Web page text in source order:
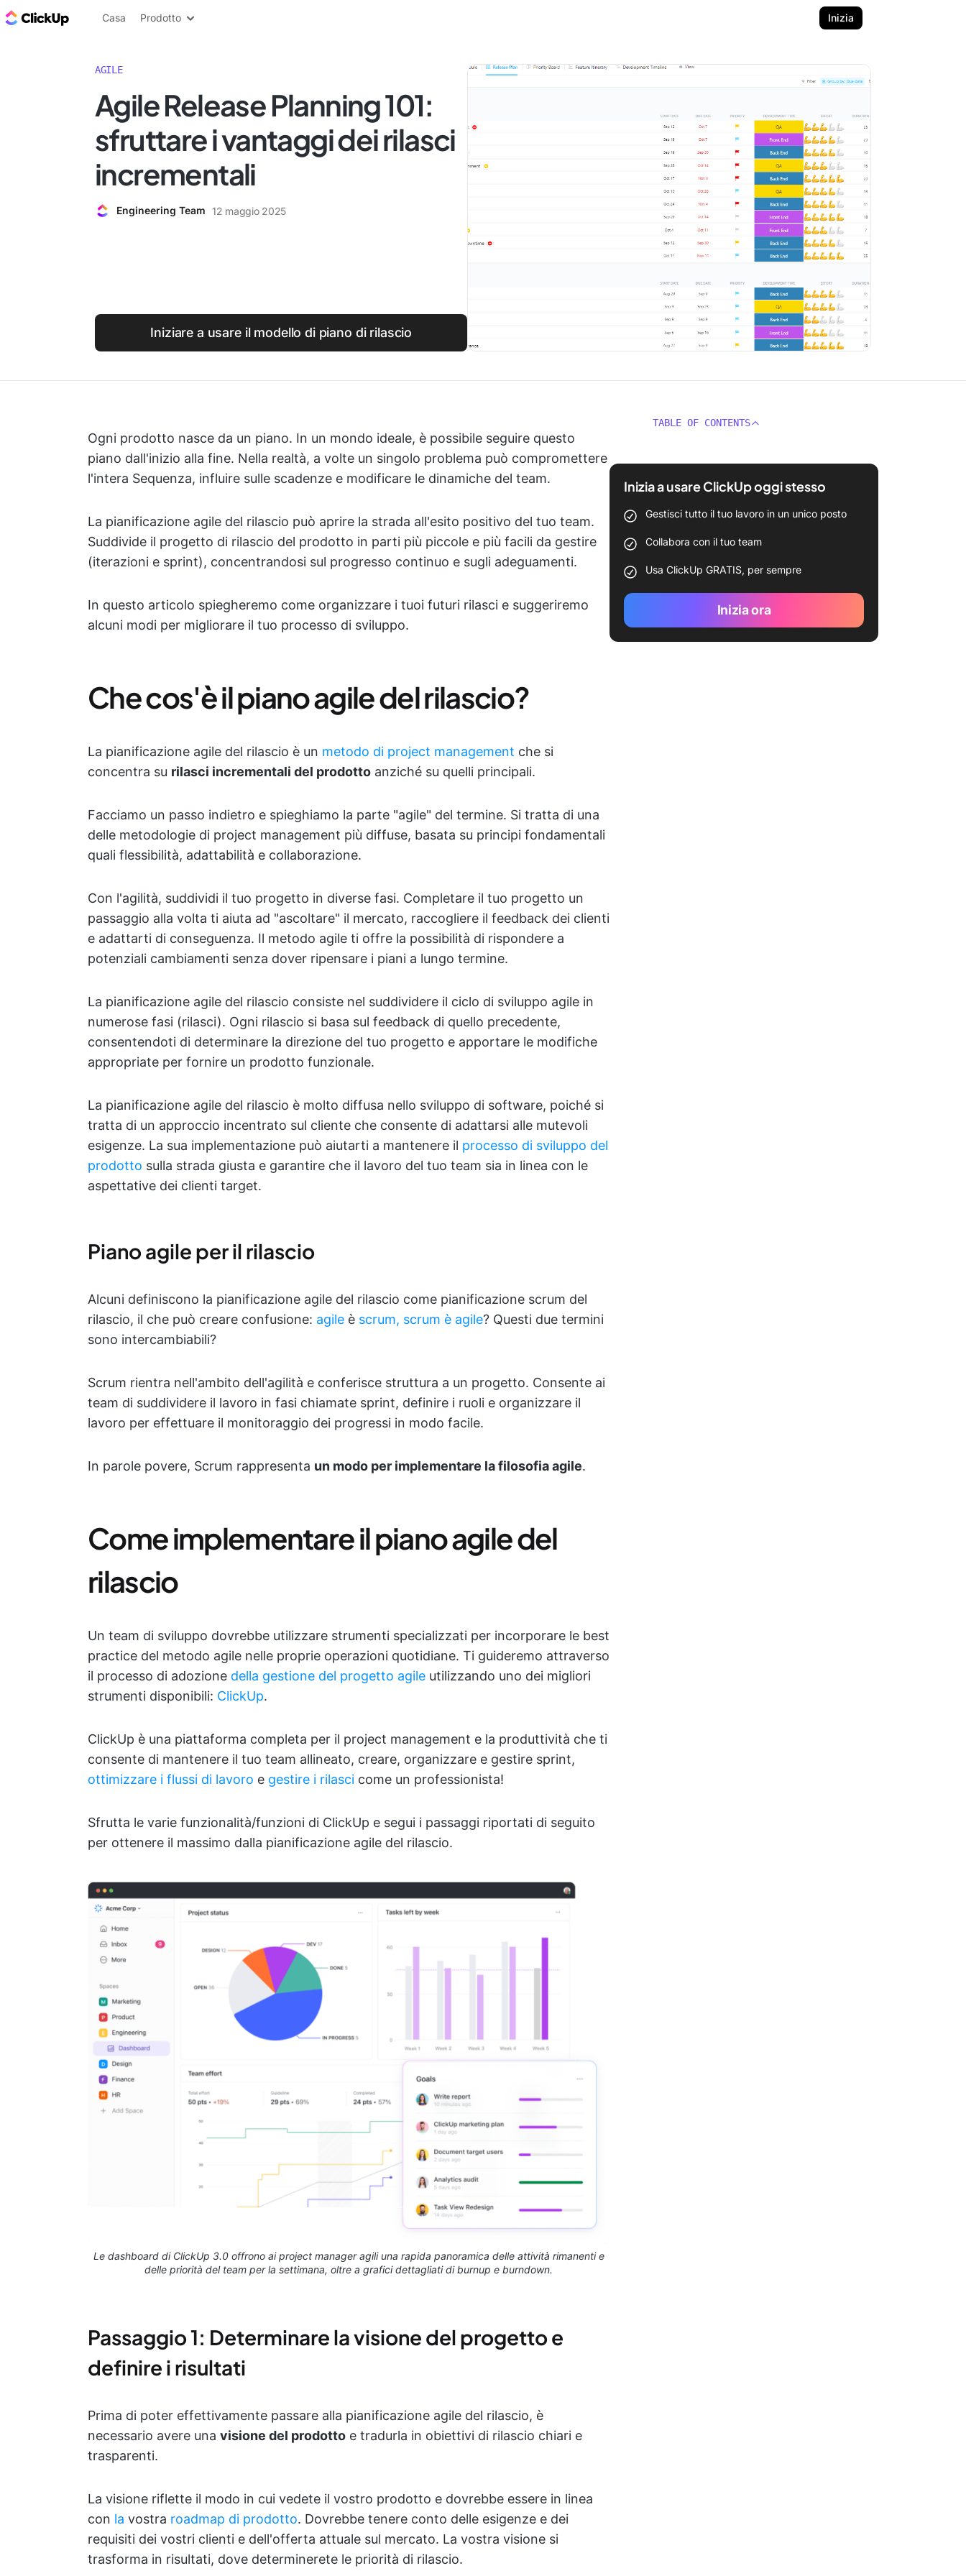
Blog di ClickUp
Casa Prodotto Inizia
AGILE
Agile Release Planning 101:
sfruttare i vantaggi dei rilasci
incrementali
Engineering Team 12 maggio 2025
Iniziare a usare il modello di piano di rilascio
Ogni prodotto nasce da un piano. In un mondo ideale, è possibile seguire questo
piano dall'inizio alla fine. Nella realtà, a volte un singolo problema può compromettere
l'intera Sequenza, influire sulle scadenze e modificare le dinamiche del team.
La pianificazione agile del rilascio può aprire la strada all'esito positivo del tuo team.
Suddivide il progetto di rilascio del prodotto in parti più piccole e più facili da gestire
(iterazioni e sprint), concentrandosi sul progresso continuo e sugli adeguamenti.
In questo articolo spiegheremo come organizzare i tuoi futuri rilasci e suggeriremo
alcuni modi per migliorare il tuo processo di sviluppo.
Che cos'è il piano agile del rilascio?
La pianificazione agile del rilascio è un metodo di project management che si
concentra su rilasci incrementali del prodotto anziché su quelli principali.
Facciamo un passo indietro e spieghiamo la parte "agile" del termine. Si tratta di una
delle metodologie di project management più diffuse, basata su principi fondamentali
quali flessibilità, adattabilità e collaborazione.
Con l'agilità, suddividi il tuo progetto in diverse fasi. Completare il tuo progetto un
passaggio alla volta ti aiuta ad "ascoltare" il mercato, raccogliere il feedback dei clienti
e adattarti di conseguenza. Il metodo agile ti offre la possibilità di rispondere a
potenziali cambiamenti senza dover ripensare i piani a lungo termine.
La pianificazione agile del rilascio consiste nel suddividere il ciclo di sviluppo agile in
numerose fasi (rilasci). Ogni rilascio si basa sul feedback di quello precedente,
consentendoti di determinare la direzione del tuo progetto e apportare le modifiche
appropriate per fornire un prodotto funzionale.
La pianificazione agile del rilascio è molto diffusa nello sviluppo di software, poiché si
tratta di un approccio incentrato sul cliente che consente di adattarsi alle mutevoli
esigenze. La sua implementazione può aiutarti a mantenere il processo di sviluppo del
prodotto sulla strada giusta e garantire che il lavoro del tuo team sia in linea con le
aspettative dei clienti target.
Piano agile per il rilascio
Alcuni definiscono la pianificazione agile del rilascio come pianificazione scrum del
rilascio, il che può creare confusione: agile è scrum, scrum è agile? Questi due termini
sono intercambiabili?
Scrum rientra nell'ambito dell'agilità e conferisce struttura a un progetto. Consente ai
team di suddividere il lavoro in fasi chiamate sprint, definire i ruoli e organizzare il
lavoro per effettuare il monitoraggio dei progressi in modo facile.
In parole povere, Scrum rappresenta un modo per implementare la filosofia agile.
Come implementare il piano agile del
rilascio
Un team di sviluppo dovrebbe utilizzare strumenti specializzati per incorporare le best
practice del metodo agile nelle proprie operazioni quotidiane. Ti guideremo attraverso
il processo di adozione della gestione del progetto agile utilizzando uno dei migliori
strumenti disponibili: ClickUp.
ClickUp è una piattaforma completa per il project management e la produttività che ti
consente di mantenere il tuo team allineato, creare, organizzare e gestire sprint,
ottimizzare i flussi di lavoro e gestire i rilasci come un professionista!
Sfrutta le varie funzionalità/funzioni di ClickUp e segui i passaggi riportati di seguito
per ottenere il massimo dalla pianificazione agile del rilascio.
Le dashboard di ClickUp 3.0 offrono ai project manager agili una rapida panoramica delle attività rimanenti e
delle priorità del team per la settimana, oltre a grafici dettagliati di burnup e burndown.
Passaggio 1: Determinare la visione del progetto e
definire i risultati
Prima di poter effettivamente passare alla pianificazione agile del rilascio, è
necessario avere una visione del prodotto e tradurla in obiettivi di rilascio chiari e
trasparenti.
La visione riflette il modo in cui vedete il vostro prodotto e dovrebbe essere in linea
con la vostra roadmap di prodotto. Dovrebbe tenere conto delle esigenze e dei
requisiti dei vostri clienti e dell'offerta attuale sul mercato. La vostra visione si
trasforma in risultati, dove determinerete le priorità di rilascio.
TABLE OF CONTENTS
Inizia a usare ClickUp oggi stesso
Gestisci tutto il tuo lavoro in un unico posto
Collabora con il tuo team
Usa ClickUp GRATIS, per sempre
Inizia ora